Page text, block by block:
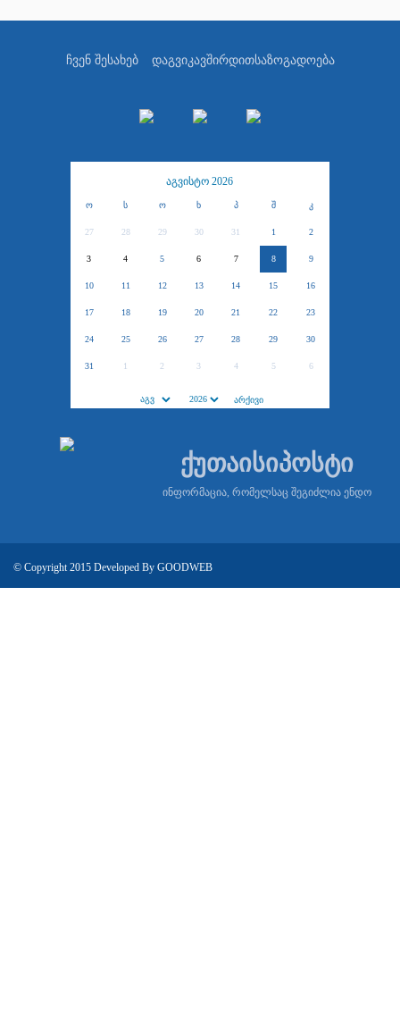
ჩვენ შესახებ დაგვიკავშირდითსაზოგადოება
აგვისტო 2026
ო ს ო ხ პ შ კ
27 28 29 30 31 1 2
3 4 5 6 7 8 9
10 11 12 13 14 15 16
17 18 19 20 21 22 23
24 25 26 27 28 29 30
31 1 2 3 4 5 6
ქუთაისიპოსტი
ინფორმაცია, რომელსაც შეგიძლია ენდო
© Copyright 2015 Developed By GOODWEB